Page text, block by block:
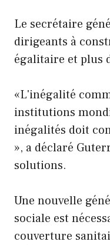
Le secrétaire
dirigeants à
égalitaire et plus
«L'inégalité
institutions
inégalités doit
», a déclaré
solutions.
Une nouvelle
sociale est
couverture